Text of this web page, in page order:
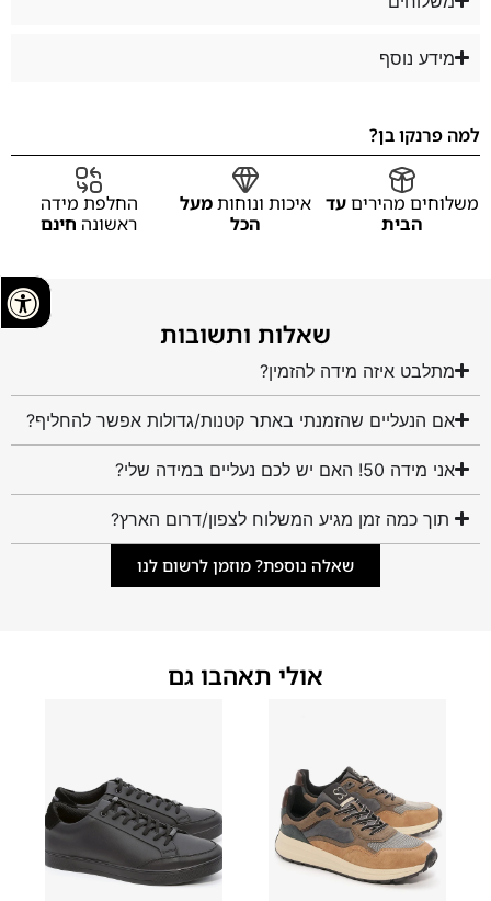
מידע נוסף
למה פרנקו בן?
משלוחים מהיריםעד
הבית
איכות ונוחותמעל
הכל
החלפת מידה
ראשונה חינם
שאלות ותשובות
מתלבט איזה מידה להזמין?
אם הנעליים שהזמנתי באתר קטנות/גדולות אפשר להחליף?
אני מידה 50! האם יש לכם נעליים במידה שלי?
תוך כמה זמן מגיע המשלוח לצפון/דרום הארץ?
שאלה נוספת? מוזמן לרשום לנו
אולי תאהבו גם
39
40
41
42
43